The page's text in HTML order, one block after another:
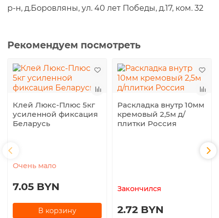
р-н, д.Боровляны, ул. 40 лет Победы, д.17, ком. 32
Рекомендуем посмотреть
Клей Люкс-Плюс 5кг
усиленной фиксация
Беларусь
Очень мало
7.05 BYN
В корзину
Раскладка внутр 10мм
кремовый 2,5м д/
плитки Россия
Закончился
2.72 BYN